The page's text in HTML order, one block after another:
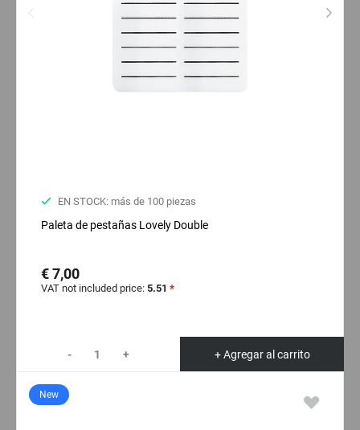
EN STOCK: más de 100 piezas
Paleta de pestañas Lovely Double
€ 7,00
VAT not included price: 5.51 *
- + + Agregar al carrito
New